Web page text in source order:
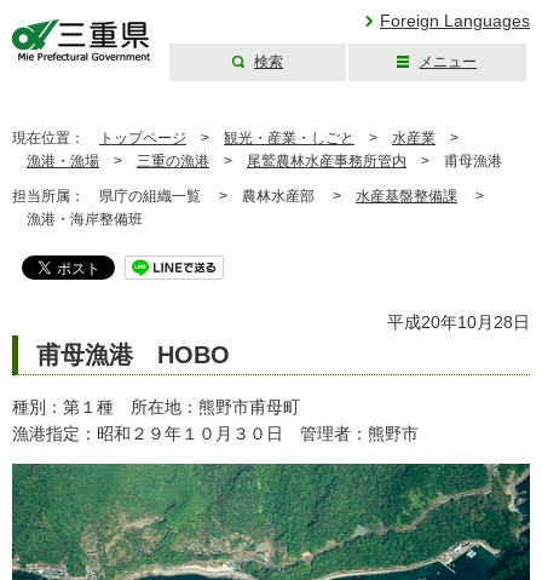
Foreign Languages
検索 メニュー
現在位置： トップページ > 観光・産業・しごと > 水産業 >
漁港・漁場 > 三重の漁港 > 尾鷲農林水産事務所管内 > 甫母漁港
担当所属： 県庁の組織一覧 > 農林水産部 > 水産基盤整備課 >
漁港・海岸整備班
平成20年10月28日
甫母漁港 HOBO
種別：第１種 所在地：熊野市甫母町
漁港指定：昭和２９年１０月３０日 管理者：熊野市